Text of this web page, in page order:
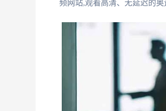
频网站,观看高清、无延迟的